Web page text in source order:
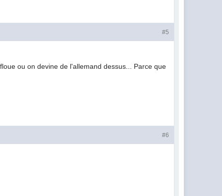
#5
ou on devine de l'allemand dessus... Parce que
#6